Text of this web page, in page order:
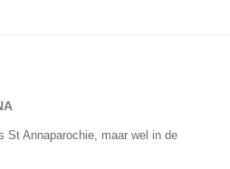
St Annaparochie, maar wel in de